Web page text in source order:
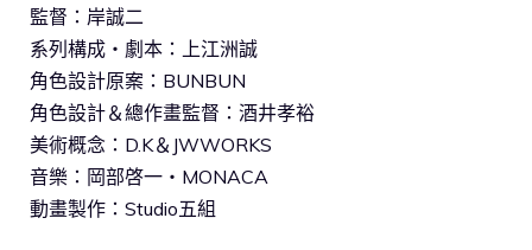
監督：岸誠二
系列構成・劇本：上江洲誠
角色設計原案：BUNBUN
角色設計＆總作畫監督：酒井孝裕
美術概念：D.K＆JWWORKS
音樂：岡部啓一・MONACA
動畫製作：Studio五組